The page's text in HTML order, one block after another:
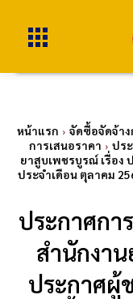
หน้าแรก จัดซื้อจัดจ้า
การเสนอราคา
ปร
ยาสูบเพชรบูรณ์ เรื่อง
ประจำเดือน ตุลาคม
ประกาศกา
สำนักงา
ประกาศผู้